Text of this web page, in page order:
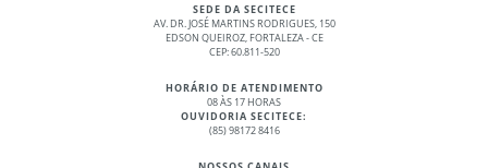
SEDE DA SECITECE
AV. DR. JOSÉ MARTINS RODRIGUES, 150
EDSON QUEIROZ, FORTALEZA - CE
CEP: 60.811-520
HORÁRIO DE ATENDIMENTO
08 ÀS 17 HORAS
OUVIDORIA SECITECE:
(85) 98172 8416